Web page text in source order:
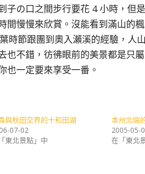
の口之間步行要花 4 小時，但
間慢慢來欣賞。沒能看到滿山的
時節跟團到奧入瀨溪的經驗，人
也不錯，彷彿眼前的美景都是只
也一定要來享受一番。
與秋田交界的十和田湖
07-02
東北景點」中
本州北端
2005-05-
在「東北